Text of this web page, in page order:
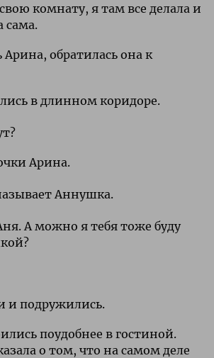
комнату, я там все делала и
сама.
обратилась она к
в длинном коридоре.
Арина.
Аннушка.
А можно я тебя тоже буду
и подружились.
поудобнее в гостиной.
о том, что на самом деле